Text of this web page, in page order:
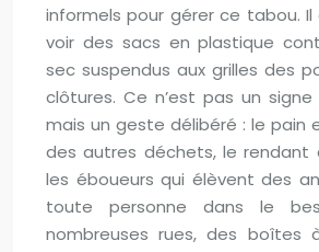
informels pour gérer ce tabou.
voir des sacs en plastique
sec suspendus aux grilles des
clôtures. Ce n’est pas un
mais un geste délibéré : le pain
des autres déchets, le rendant
les éboueurs qui élèvent des
toute personne dans le
nombreuses rues, des boîtes